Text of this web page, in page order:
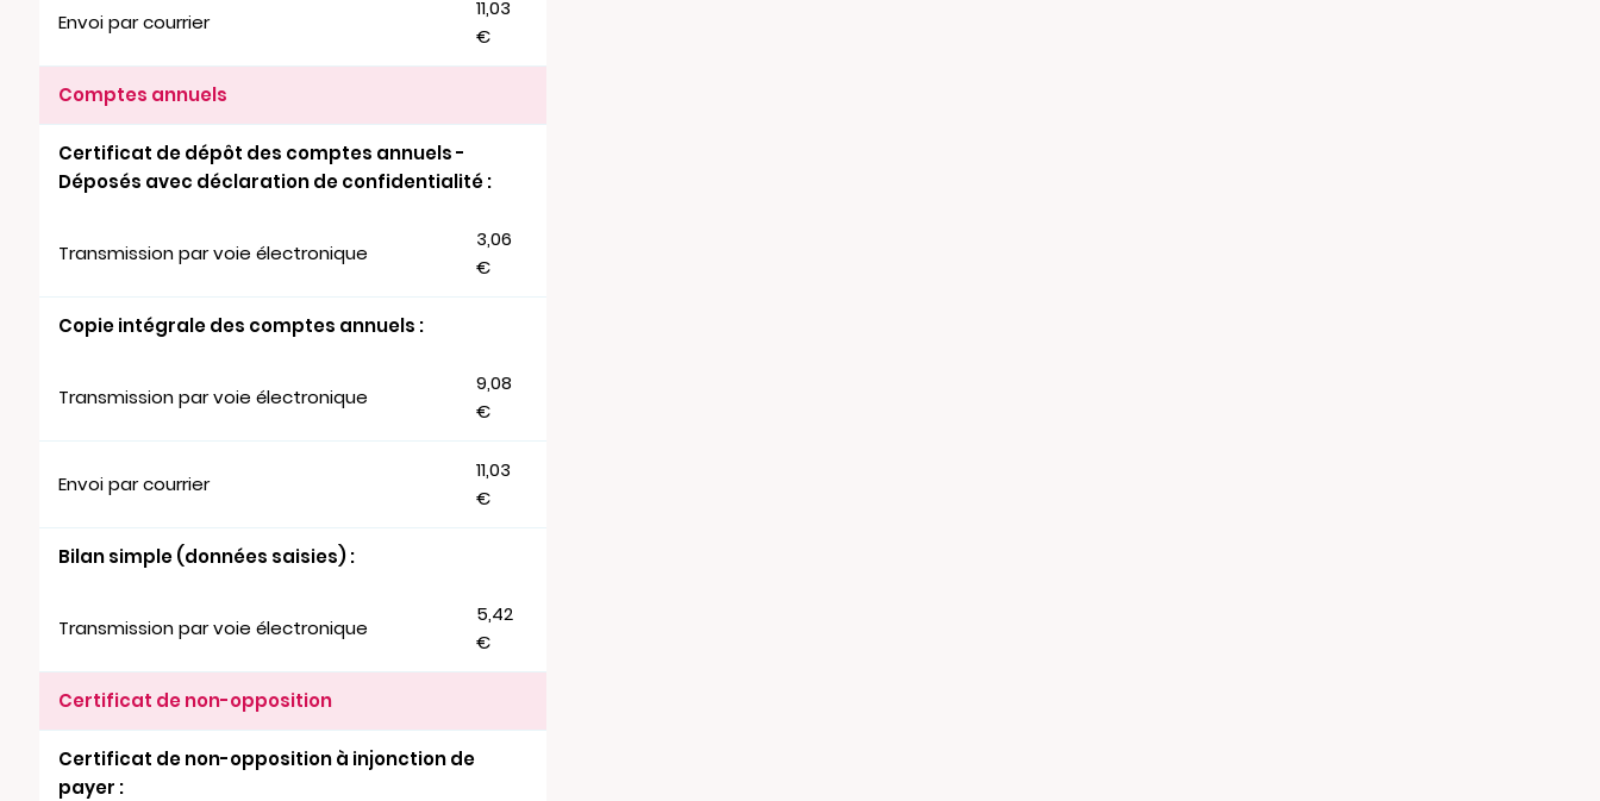
Envoi par courrier
11,03
€
Comptes annuels
Certificat de dépôt des comptes annuels -
Déposés avec déclaration de confidentialité :
Transmission par voie électronique
3,06
€
Copie intégrale des comptes annuels :
Transmission par voie électronique
9,08
€
Envoi par courrier
11,03
€
Bilan simple (données saisies) :
Transmission par voie électronique
5,42
€
Certificat de non-opposition
Certificat de non-opposition à injonction de
payer :